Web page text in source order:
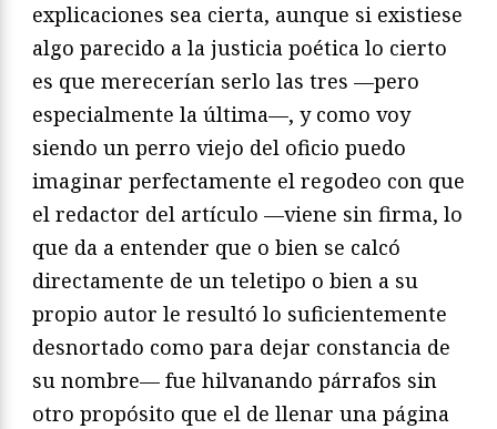
explicaciones sea cierta, aunque si existiese
algo parecido a la justicia poética lo cierto
es que merecerían serlo las tres —pero
especialmente la última—, y como voy
siendo un perro viejo del oficio puedo
imaginar perfectamente el regodeo con que
el redactor del artículo —viene sin firma, lo
que da a entender que o bien se calcó
directamente de un teletipo o bien a su
propio autor le resultó lo suficientemente
desnortado como para dejar constancia de
su nombre— fue hilvanando párrafos sin
otro propósito que el de llenar una página